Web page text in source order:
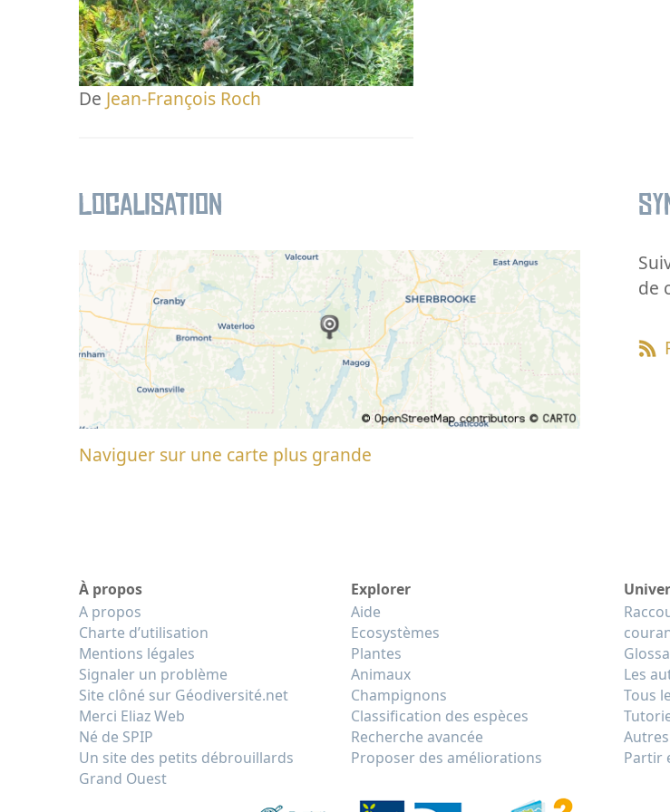
De Jean-François Roch
Localisation
Naviguer sur une carte plus grande
de
À propos
A propos
Charte d’utilisation
Mentions légales
Signaler un problème
Site clôné sur Géodiversité.net
Merci Eliaz Web
Né de SPIP
Un site des petits débrouillards
Grand Ouest
Explorer
Aide
Ecosystèmes
Plantes
Animaux
Champignons
Classification des espèces
Recherche avancée
Proposer des améliorations
Les
Tous
Partir